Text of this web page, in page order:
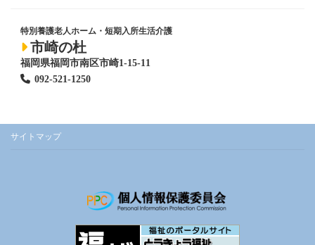
特別養護老人ホーム ・短期入所生活介護
市崎の杜
福岡県福岡市南区市崎1-15-11
092-521-1250
サイトマップ